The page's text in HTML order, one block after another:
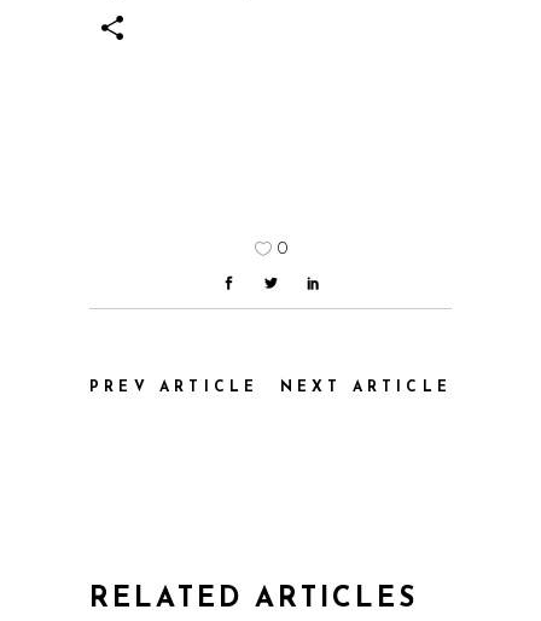
0
PREV ARTICLE NEXT ARTICLE
RELATED ARTICLES